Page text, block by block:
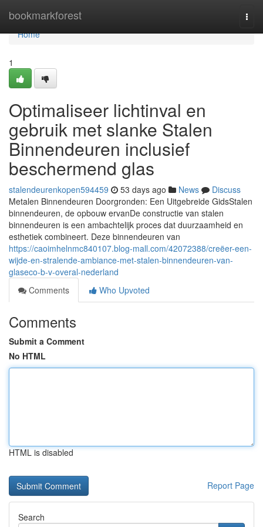
bookmarkforest
Home
Home
1
Optimaliseer lichtinval en
gebruik met slanke Stalen
Binnendeuren inclusief
beschermend glas
stalendeurenkopen594459 53 days ago News
Discuss
Metalen Binnendeuren Doorgronden: Een Uitgebreide GidsStalen
binnendeuren, de opbouw ervanDe constructie van stalen
binnendeuren is een ambachtelijk proces dat duurzaamheid en
esthetiek combineert. Deze binnendeuren van
https://caoimhelnmc840107.blog-mall.com/42072388/creëer-een-
wijde-en-stralende-ambiance-met-stalen-binnendeuren-van-
glaseco-b-v-overal-nederland
Comments
Who Upvoted
Comments
Submit a Comment
No HTML
HTML is disabled
Report Page
Search